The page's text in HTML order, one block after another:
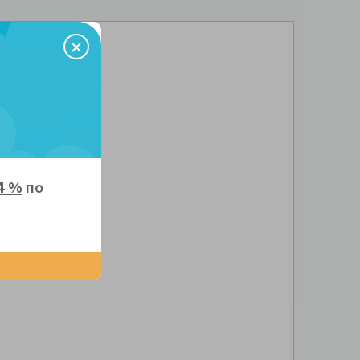
% по